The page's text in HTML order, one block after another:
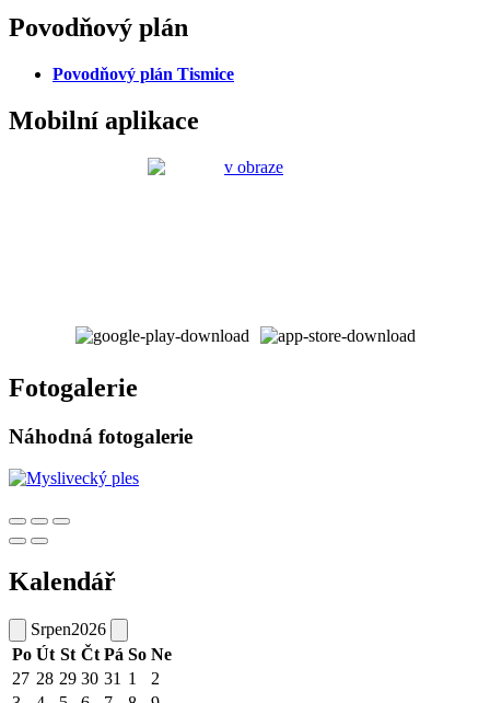
Povodňový plán
Povodňový plán Tismice
Mobilní aplikace
Fotogalerie
Náhodná fotogalerie
Kalendář
Srpen2026
Po Út St Čt Pá So Ne
27 28 29 30 31 1
2